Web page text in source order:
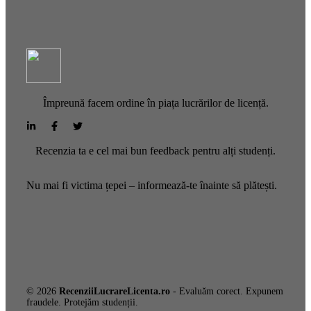
Împreună facem ordine în piața lucrărilor de licență.
Recenzia ta e cel mai bun feedback pentru alți studenți.
Nu mai fi victima țepei – informează-te înainte să plătești.
© 2026 RecenziiLucrareLicenta.ro - Evaluăm corect. Expunem
fraudele. Protejăm studenții.